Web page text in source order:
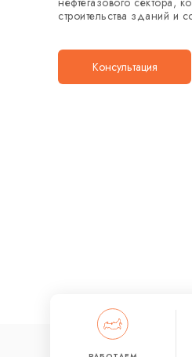
строительства зданий и
Консультация